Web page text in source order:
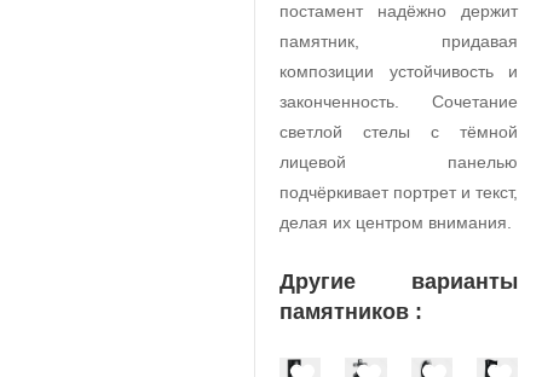
постамент надёжно держит
памятник, придавая
композиции устойчивость и
законченность. Сочетание
светлой стелы с тёмной
лицевой панелью
подчёркивает портрет и текст,
делая их центром внимания.
Другие варианты
памятников :